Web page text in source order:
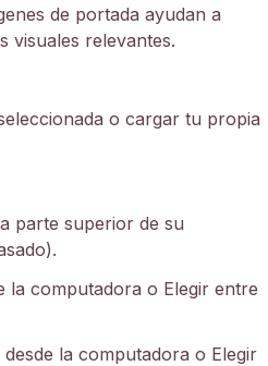
de portada ayudan a
visuales relevantes.
o cargar tu propia
parte superior de su
la computadora o Elegir entre
la computadora o Elegir